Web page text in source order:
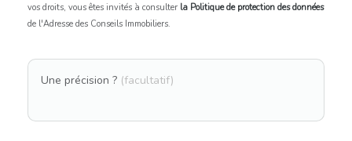
vos droits, vous êtes invités à consulter la Politique de protection des données
de l'Adresse des Conseils Immobiliers.
Une précision ? (facultatif)